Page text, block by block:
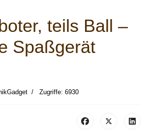
teils Ball –
Spaßgerät
Zugriffe: 6930